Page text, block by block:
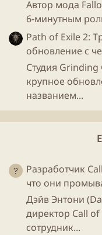
Автор мода
6-минутным
Path of Exile 2:
обновление с
Студия Grinding
крупное
названием...
Разработчик
что они
Дэйв Энтони
директор Call of
сотрудник...